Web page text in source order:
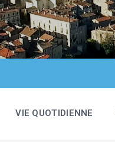
VIE QUOTIDIENNE